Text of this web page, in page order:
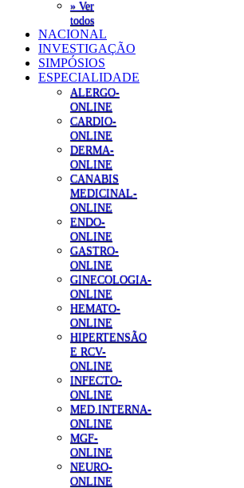
» Ver
todos
NACIONAL
INVESTIGAÇÃO
SIMPÓSIOS
ESPECIALIDADE
ALERGO-
ONLINE
CARDIO-
ONLINE
DERMA-
ONLINE
CANABIS
MEDICINAL-
ONLINE
ENDO-
ONLINE
GASTRO-
ONLINE
GINECOLOGIA-
ONLINE
HEMATO-
ONLINE
HIPERTENSÃO
E RCV-
ONLINE
INFECTO-
ONLINE
MED.INTERNA-
ONLINE
MGF-
ONLINE
NEURO-
ONLINE